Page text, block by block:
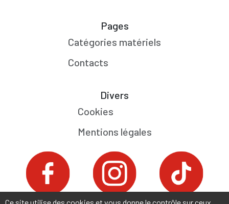
Pages
Catégories matériels
Contacts
Divers
Cookies
Mentions légales